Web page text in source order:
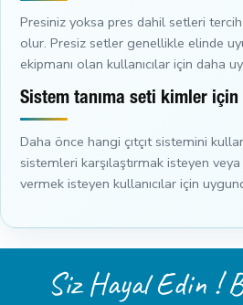
Presiniz yoksa pres dahil setleri
olur. Presiz setler genellikle elinde
ekipmanı olan kullanıcılar için daha
Sistem tanıma seti kimler için
Daha önce hangi çıtçıt sistemini
sistemleri karşılaştırmak isteyen
vermek isteyen kullanıcılar için
Siz Hayal Edin !